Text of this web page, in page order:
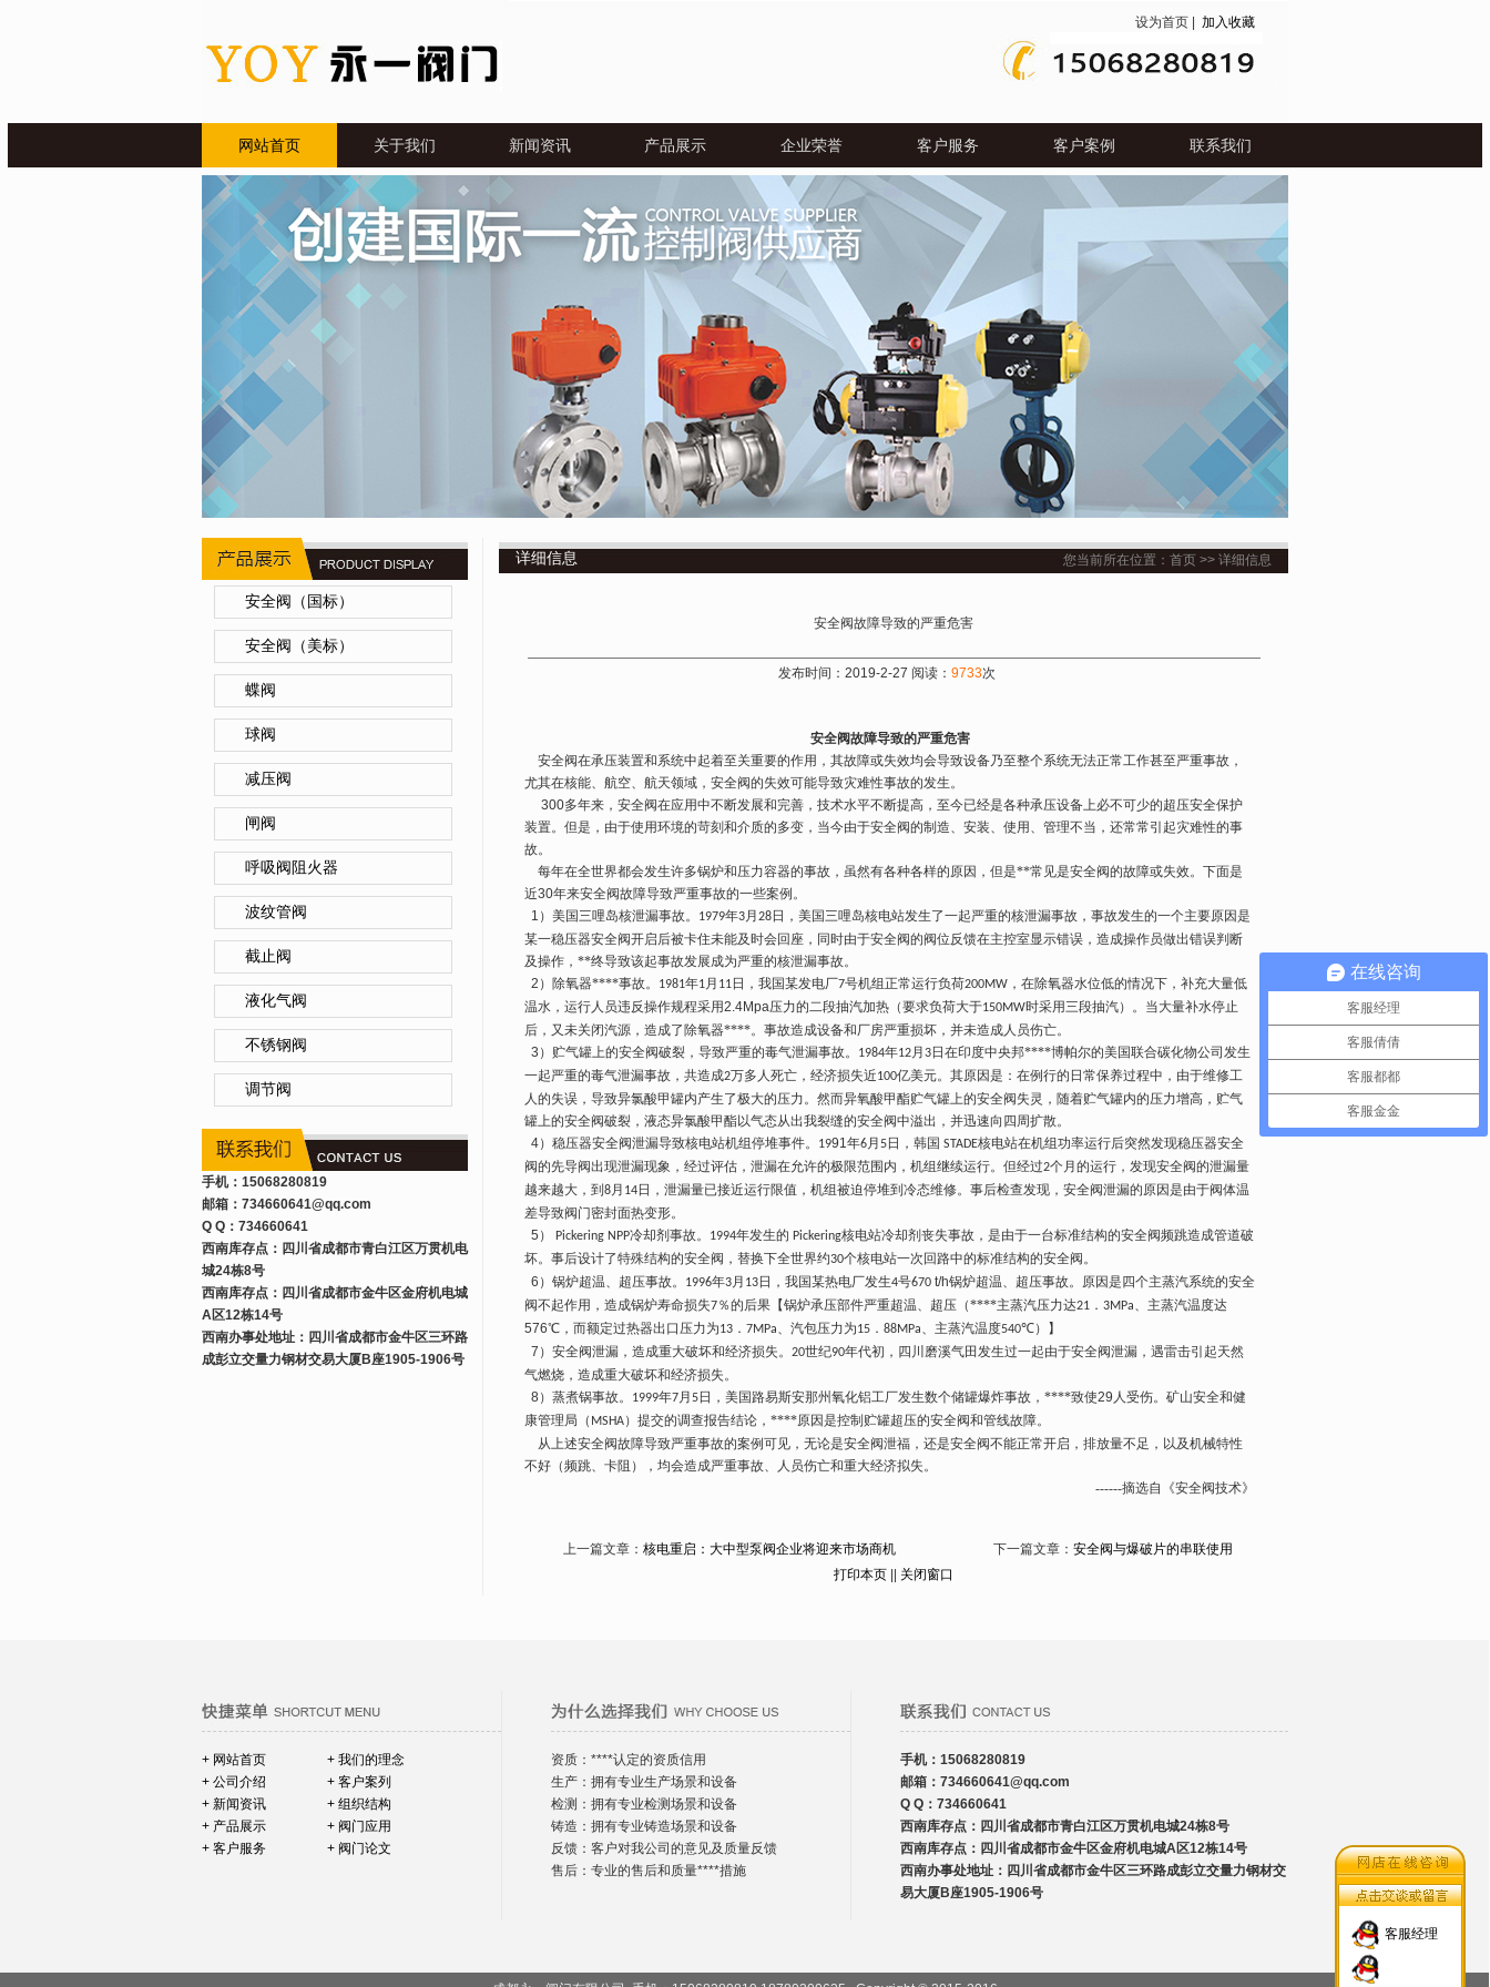
设为首页 加入收藏
网站首页 关于我们 新闻资讯 产品展示 企业荣誉 客户服务 客户案例 联系我们
安全阀（国标）
安全阀（美标）
蝶阀
球阀
减压阀
闸阀
呼吸阀阻火器
波纹管阀
截止阀
液化气阀
不锈钢阀
调节阀
手机：15068280819
邮箱：734660641@qq.com
Q Q：734660641
西南库存点：四川省成都市青白江区万贯机电
城24栋8号
西南库存点：四川省成都市金牛区金府机电城
A区12栋14号
西南办事处地址：四川省成都市金牛区三环路
成彭立交量力钢材交易大厦B座1905-1906号
详细信息 您当前所在位置：首页 >> 详细信息
安全阀故障导致的严重危害
发布时间：2019-2-27 阅读： 9733次
安全阀故障导致的严重危害
安全阀在承压装置和系统中起着至关重要的作用，其故障或失效均会导致设备乃至整个系统无法正常工作甚至严重事故，
尤其在核能、航空、航天领域，安全阀的失效可能导致灾难性事故的发生。
300多年来，安全阀在应用中不断发展和完善，技术水平不断提高，至今已经是各种承压设备上必不可少的超压安全保护
装置。但是，由于使用环境的苛刻和介质的多变，当今由于安全阀的制造、安装、使用、管理不当，还常常引起灾难性的事
故。
每年在全世界都会发生许多锅炉和压力容器的事故，虽然有各种各样的原因，但是**常见是安全阀的故障或失效。下面是
近30年来安全阀故障导致严重事故的一些案例。
1 ）美国三哩岛核泄漏事故。 1979年3月 28日，美国三哩岛核电站发生了一起严重的核泄漏事故，事故发生的一个主要原因是
某一稳压器安全阀开启后被卡住未能及时会回座，同时由于安全阀的阀位反馈在主控室显示错误，造成操作员做出错误判断
及操作，**终导致该起事故发展成为严重的核泄漏事故。
2 ）除氧器****事故。 1981年1月 11日，我国某发电厂7号机组正常运行负荷200MW ，在除氧器水位低的情况下，补充大量低
温水，运行人员违反操作规程采用2.4Mpa压力的二段抽汽加热（要求负荷大于150MW时采用三段抽汽）。当大量补水停止
后，又未关闭汽源，造成了除氧器****。事故造成设备和厂房严重损坏，并未造成人员伤亡。
3 ）贮气罐上的安全阀破裂，导致严重的毒气泄漏事故。 1984年12月 3日在印度中央邦****博帕尔的美国联合碳化物公司发生
一起严重的毒气泄漏事故，共造成2万多人死亡，经济损失近100亿美元。其原因是：在例行的日常保养过程中，由于维修工
人的失误，导致异氯酸甲罐内产生了极大的压力。然而异氧酸甲酯贮气罐上的安全阀失灵，随着贮气罐内的压力增高，贮气
罐上的安全阀破裂，液态异氯酸甲酯以气态从出我裂缝的安全阀中溢出，并迅速向四周扩散。
4）稳压器安全阀泄漏导致核电站机组停堆事件。 1991年6月 5日，韩国 STADE核电站在机组功率运行后突然发现稳压器安全
阀的先导阀出现泄漏现象，经过评估，泄漏在允许的极限范围内，机组继续运行。但经过2个月的运行，发现安全阀的泄漏量
越来越大，到 8月 14日，泄漏量已接近运行限值，机组被迫停堆到冷态维修。事后检查发现，安全阀泄漏的原因是由于阀体温
差导致阀门密封面热变形。
5 ） Pickering NPP冷却剂事故。 1994年发生的 Pickering核电站冷却剂丧失事故，是由于一台标准结构的安全阀频跳造成管道破
坏。事后设计了特殊结构的安全阀，替换下全世界约30个核电站一次回路中的标准结构的安全阀。
6 ）锅炉超温、超压事故。 1996年3月 13日，我国某热电厂发生4号670 t/h锅炉超温、超压事故。原因是四个主蒸汽系统的安全
阀不起作用，造成锅炉寿命损失7％的后果【锅炉承压部件严重超温、超压（****主蒸汽压力达21 ． 3MPa、主蒸汽温度达
576℃，而额定过热器出口压力为13 ． 7MPa、汽包压力为15 ． 88MPa、主蒸汽温度540℃）】
7 ）安全阀泄漏，造成重大破坏和经济损失。 20世纪90年代初，四川磨溪气田发生过一起由于安全阀泄漏，遇雷击引起天然
气燃烧，造成重大破坏和经济损失。
8）蒸煮锅事故。 1999年7月 5日，美国路易斯安那州氧化铝工厂发生数个储罐爆炸事故，****致使29 人受伤。矿山安全和健
康管理局（ MSHA）提交的调查报告结论，****原因是控制贮罐超压的安全阀和管线故障。
从上述安全阀故障导致严重事故的案例可见，无论是安全阀泄福，还是安全阀不能正常开启，排放量不足，以及机械特性
不好（频跳、卡阻），均会造成严重事故、人员伤亡和重大经济拟失。
------摘选自《安全阀技术》
上一篇文章： 核电重启：大中型泵阀企业将迎来市场商机 下一篇文章： 安全阀与爆破片的串联使用
打印本页|| 关闭窗口
+ 网站首页
+ 我们的理念
+ 公司介绍
+ 客户案列
+ 新闻资讯
+ 组织结构
+ 产品展示
+ 阀门应用
+ 客户服务
+ 阀门论文
资质：****认定的资质信用
生产：拥有专业生产场景和设备
检测：拥有专业检测场景和设备
铸造：拥有专业铸造场景和设备
反馈：客户对我公司的意见及质量反馈
售后：专业的售后和质量****措施
手机：15068280819
邮箱：734660641@qq.com
Q Q：734660641
西南库存点：四川省成都市青白江区万贯机电城24栋8号
西南库存点：四川省成都市金牛区金府机电城A区12栋14号
西南办事处地址：四川省成都市金牛区三环路成彭立交量力钢材交
易大厦B座1905-1906号
客服经理
在线咨询
客服经理
客服倩倩
客服都都
客服金金